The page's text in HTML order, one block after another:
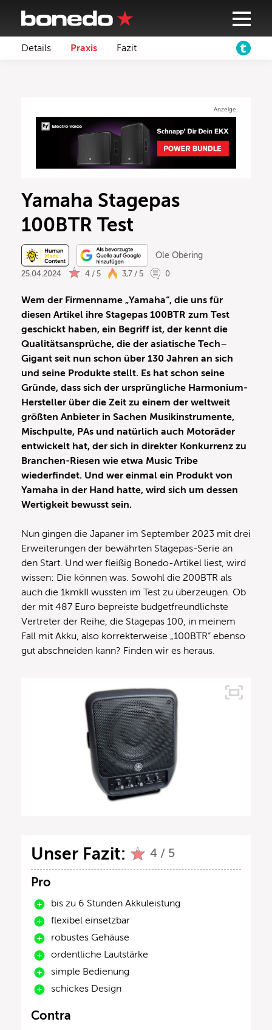
Details Praxis Fazit
Anzeige
Yamaha Stagepas
100BTR Test
Ole Obering
25.04.2024 4 / 5 3,7 / 5 0
Wem der Firmenname „Yamaha“, die uns für
diesen Artikel ihre Stagepas 100BTR zum Test
geschickt haben, ein Begriff ist, der kennt die
Qualitätsansprüche, die der asiatische Tech–
Gigant seit nun schon über 130 Jahren an sich
und seine Produkte stellt. Es hat schon seine
Gründe, dass sich der ursprüngliche Harmonium-
Hersteller über die Zeit zu einem der weltweit
größten Anbieter in Sachen Musikinstrumente,
Mischpulte, PAs und natürlich auch Motoräder
entwickelt hat, der sich in direkter Konkurrenz zu
Branchen-Riesen wie etwa Music Tribe
wiederfindet. Und wer einmal ein Produkt von
Yamaha in der Hand hatte, wird sich um dessen
Wertigkeit bewusst sein.
Nun gingen die Japaner im September 2023 mit drei
Erweiterungen der bewährten Stagepas-Serie an
den Start. Und wer fleißig Bonedo-Artikel liest, wird
wissen: Die können was. Sowohl die 200BTR als
auch die 1kmkII wussten im Test zu überzeugen. Ob
der mit 487 Euro bepreiste budgetfreundlichste
Vertreter der Reihe, die Stagepas 100, in meinem
Fall mit Akku, also korrekterweise „100BTR“ ebenso
gut abschneiden kann? Finden wir es heraus.
Unser Fazit: 4 / 5
Pro
bis zu 6 Stunden Akkuleistung
flexibel einsetzbar
robustes Gehäuse
ordentliche Lautstärke
simple Bedienung
schickes Design
Contra